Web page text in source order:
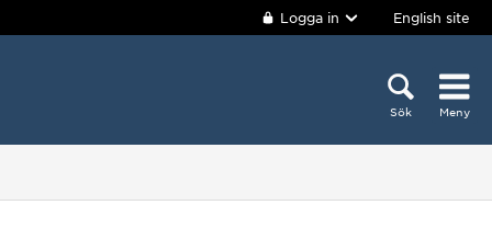
Logga in English site
Sök Meny